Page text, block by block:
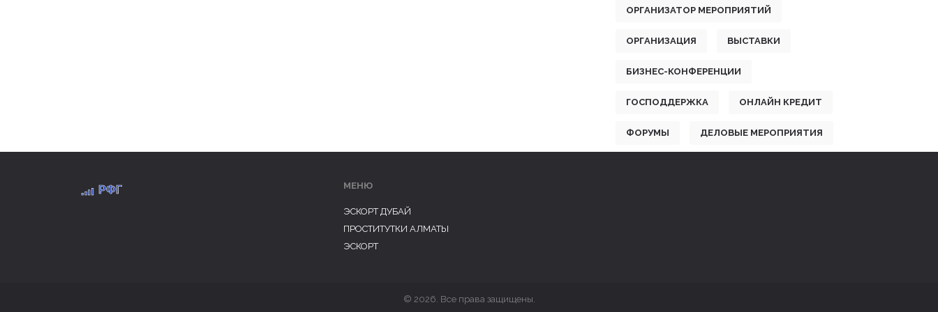
ОРГАНИЗАТОР МЕРОПРИЯТИЙ
ОРГАНИЗАЦИЯ ВЫСТАВКИ
БИЗНЕС-КОНФЕРЕНЦИИ
ГОСПОДДЕРЖКА ОНЛАЙН КРЕДИТ
ФОРУМЫ ДЕЛОВЫЕ МЕРОПРИЯТИЯ
МЕНЮ
ЭСКОРТ ДУБАЙ
ПРОСТИТУТКИ АЛМАТЫ
ЭСКОРТ
© 2026. Все права защищены.